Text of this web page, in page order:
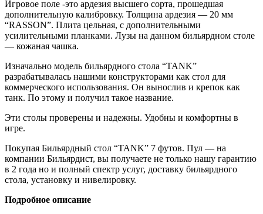
Игровое поле -это ардезия высшего сорта, прошедшая
дополнительную калибровку. Толщина ардезия — 20 мм
“RASSON”. Плита цельная, с дополнительными
усилительными планками. Лузы на данном бильярдном столе
— кожаная чашка.
Изначально модель бильярдного стола “TANK”
разрабатывалась нашими конструкторами как стол для
коммерческого использования. Он вынослив и крепок как
танк. По этому и получил такое название.
Эти столы проверены и надежны. Удобны и комфортны в
игре.
Покупая Бильярдный стол “TANK” 7 футов. Пул — на
компании Бильярдист, вы получаете не только нашу гарантию
в 2 года но и полный спектр услуг, доставку бильярдного
стола, установку и нивелировку.
Подробное описание